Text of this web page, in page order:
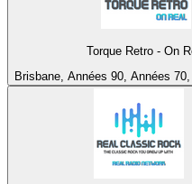
Torque Retro - On
Brisbane, Années 90, Années